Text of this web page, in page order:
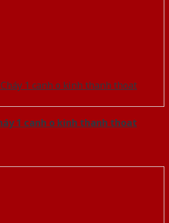
1 canh o kinh thanh thoat